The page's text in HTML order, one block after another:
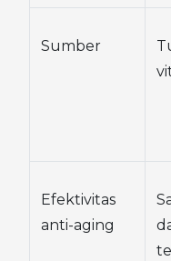
Sumber
Efektivitas
anti-aging